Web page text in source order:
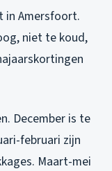
in Amersfoort.
niet te koud,
December is te
februari zijn
Maart-mei